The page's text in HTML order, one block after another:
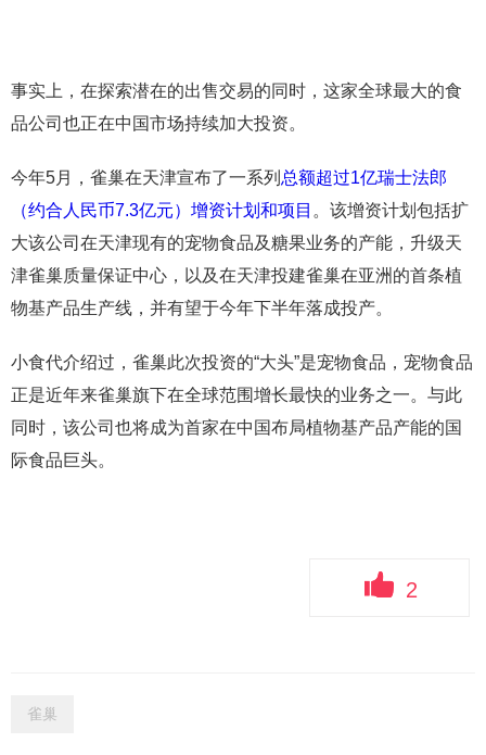
事实上，在探索潜在的出售交易的同时，这家全球最大的食
品公司也正在中国市场持续加大投资。
今年5月，雀巢在天津宣布了一系列 总额超过1亿瑞士法郎
（约合人民币7.3亿元）增资计划和项目 。该增资计划包括扩
大该公司在天津现有的宠物食品及糖果业务的产能，升级天
津雀巢质量保证中心，以及在天津投建雀巢在亚洲的首条植
物基产品生产线，并有望于今年下半年落成投产。
小食代介绍过，雀巢此次投资的“大头”是宠物食品，宠物食品
正是近年来雀巢旗下在全球范围增长最快的业务之一。与此
同时，该公司也将成为首家在中国布局植物基产品产能的国
际食品巨头。
2
雀巢